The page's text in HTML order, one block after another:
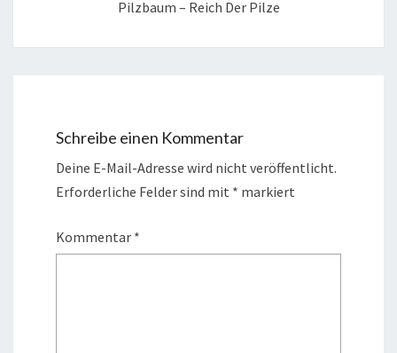
Pilzbaum – Reich Der Pilze
Schreibe einen Kommentar
Deine E-Mail-Adresse wird nicht veröffentlicht.
Erforderliche Felder sind mit * markiert
Kommentar *